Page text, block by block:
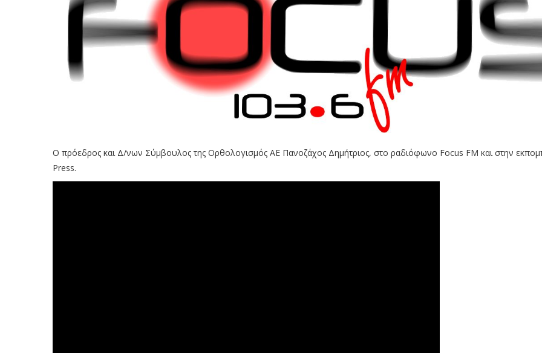
Ο πρόεδρος και Δ/νων Σύμβουλος της Ορθολογισμός ΑΕ Πανοζάχος Δημήτριος, στο ραδιόφωνο Focus FM και στην
Press.